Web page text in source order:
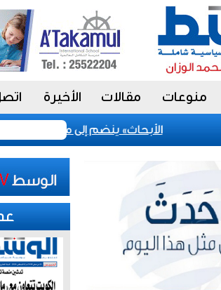
منوعات مقالات الأخيرة
«الأبحاث» ينضم إلى مشروع «أداء»